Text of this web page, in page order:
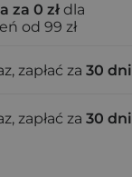
za 0 zł dla
od 99 zł
zapłać za 30 dni
zapłać za 30 dni